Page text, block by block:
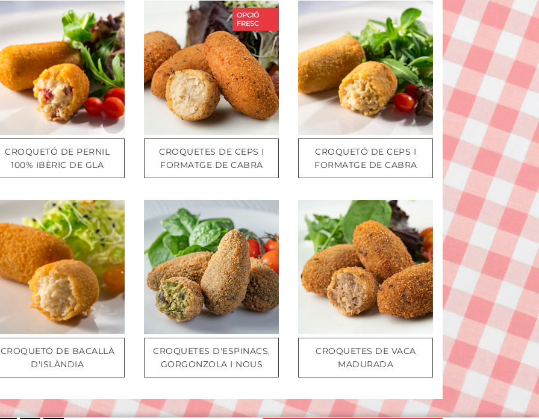
CROQUETÓ DE PERNIL
100% IBÈRIC DE GLA
CROQUETES DE CEPS I
FORMATGE DE CABRA
OPCIÓ
FRESC
CROQUETÓ DE CEPS I
FORMATGE DE CABRA
CROQUETÓ DE BACALLÀ
D'ISLÀNDIA
CROQUETES D'ESPINACS,
GORGONZOLA I NOUS
CROQUETES DE VACA
MADURADA